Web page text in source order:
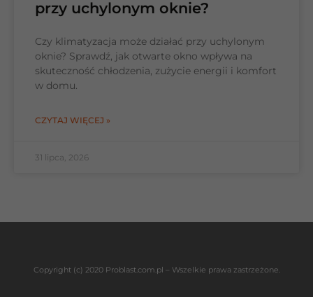
przy uchylonym oknie?
Czy klimatyzacja może działać przy uchylonym
oknie? Sprawdź, jak otwarte okno wpływa na
skuteczność chłodzenia, zużycie energii i komfort
w domu.
CZYTAJ WIĘCEJ »
31 lipca, 2026
Copyright (c) 2020 Problast.com.pl – Wszelkie prawa zastrzeżone.